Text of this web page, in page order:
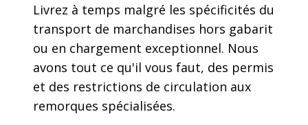
Livrez à temps malgré les spécificités du
transport de marchandises hors gabarit
ou en chargement exceptionnel. Nous
avons tout ce qu'il vous faut, des permis
et des restrictions de circulation aux
remorques spécialisées.